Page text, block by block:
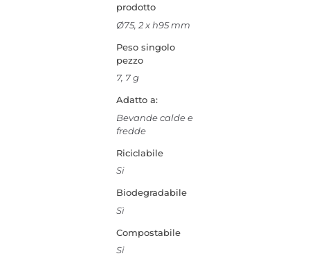
prodotto
Ø75, 2 x h95 mm
Peso singolo
pezzo
7, 7 g
Adatto a:
Bevande calde e
fredde
Riciclabile
Si
Biodegradabile
Sì
Compostabile
Si